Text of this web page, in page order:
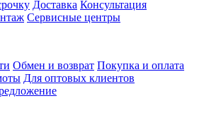
Доставка Консультация
Сервисные центры
Обмен и возврат Покупка и оплата
Для оптовых клиентов